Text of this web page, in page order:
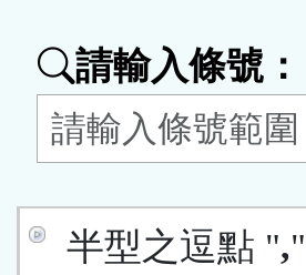
按
鈕
請輸入條號：
半型之逗點 ",